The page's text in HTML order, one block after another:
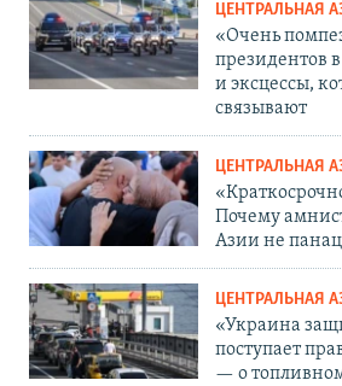
ЦЕНТРАЛЬНАЯ
«Очень
президентов
и эксцессы,
связывают
ЦЕНТРАЛЬНАЯ
Почему
Азии не
ЦЕНТРАЛЬНАЯ
«Украина
поступает
— о